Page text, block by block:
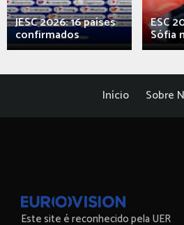
JESC 2026: 16 países
confirmados
ESC
Sófia
Início Sobre
Este site é reconhecido pela UER